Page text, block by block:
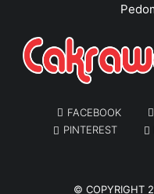
FACEBOOK
PINTEREST
© COPYRIGHT